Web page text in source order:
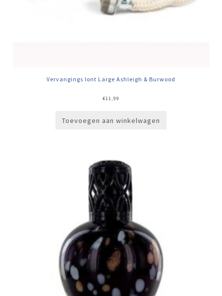
Vervangings lont Large Ashleigh & Burwood
€11,99
Toevoegen aan winkelwagen